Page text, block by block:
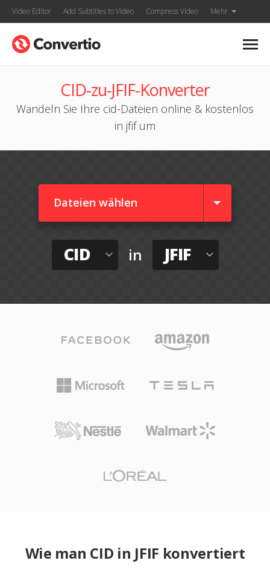
Video Editor Add Subtitles to Video Compress Video Mehr
CID-zu-JFIF-Konverter
Wandeln Sie Ihre cid-Dateien online & kostenlos
in jfif um
Dateien wählen
CID in JFIF
Wie man CID in JFIF konvertiert